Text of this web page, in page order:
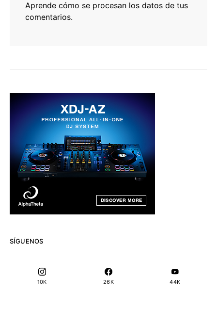
Aprende cómo se procesan los datos de tus
comentarios.
SÍGUENOS
10K 26K 44K